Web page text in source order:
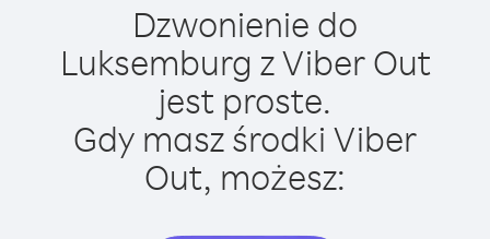
Dzwonienie do
Luksemburg z Viber Out
jest proste.
Gdy masz środki Viber
Out, możesz: